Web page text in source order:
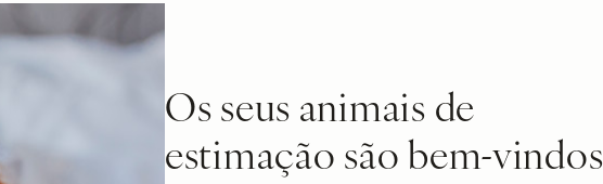
Os seus animais de
estimação são bem-vindos